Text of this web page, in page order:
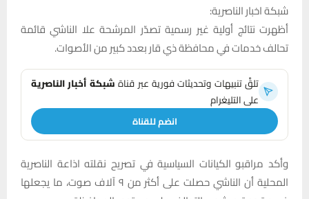
شبكة اخبار الناصرية:
أظهرت نتائج أولية غير رسمية تصدّر المرشحة علا الناشي قائمة
تحالف خدمات في محافظة ذي قار بعدد كبير من الأصوات.
تلقَّ تنبيهات وتحديثات فورية عبر قناةشبكة أخبار الناصرية
على التليغرام
انضم للقناة
وأكد مراقبو الكيانات السياسية في تصريح نقلته اذاعة الناصرية
المحلية أن الناشي حصلت على أكثر من ٩ آلاف صوت، ما يجعلها